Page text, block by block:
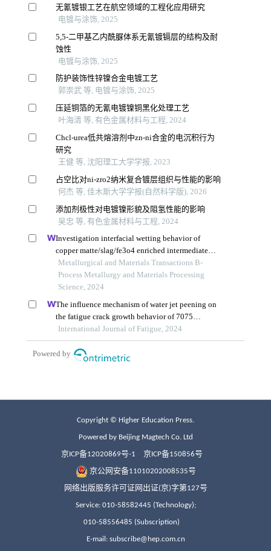
Copyright © Higher Education Press.
Powered by Beijing Magtech Co. Ltd
京ICP备12020869号-1 京ICP备150856号
京公网安备11010202008535号
网络出版服务许可证网出证(京)字第127号
Service: 010-58582445 (Technology);
010-58556485 (Subscription)
E-mail: subscribe@hep.com.cn